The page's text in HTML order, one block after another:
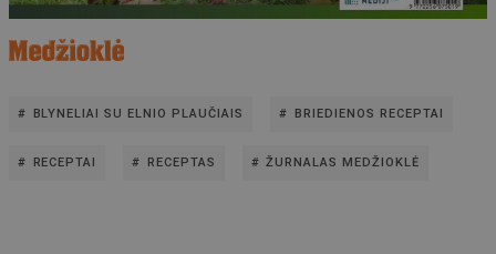
BLYNELIAI SU ELNIO PLAUČIAIS BRIEDIENOS RECEPTAI
RECEPTAI RECEPTAS ŽURNALAS MEDŽIOKLĖ